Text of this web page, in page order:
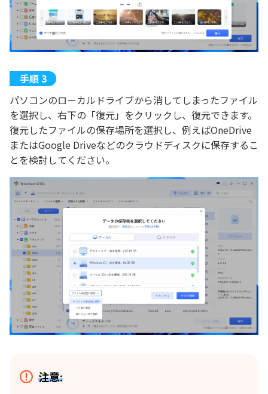
パソコンのローカルドライブから消してしまったファイル
を選択し、右下の「復元」をクリックし、復元できます。
復元したファイルの保存場所を選択し、例えばOneDrive
またはGoogle Driveなどのクラウドディスクに保存するこ
とを検討してください。
注意: